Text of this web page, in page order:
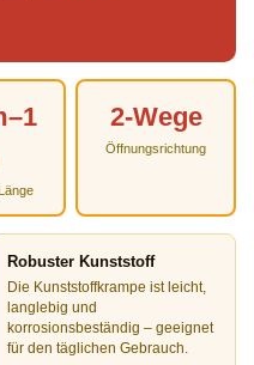
2-Wege
Öffnungsrichtung
Robuster Kunststoff
Die Kunststoffkrampe ist leicht,
langlebig und
korrosionsbeständig – geeignet
für den täglichen Gebrauch.